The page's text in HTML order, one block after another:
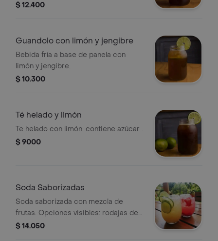
$ 12.400
Guandolo con limón y jengibre
Bebida fría a base de panela con
limón y jengibre.
$ 10.300
Té helado y limón
Te helado con limón. contiene azúcar .
$ 9000
Soda Saborizadas
Soda saborizada con mezcla de
frutas. Opciones visibles: rodajas de
limón y fresas.
$ 14.050